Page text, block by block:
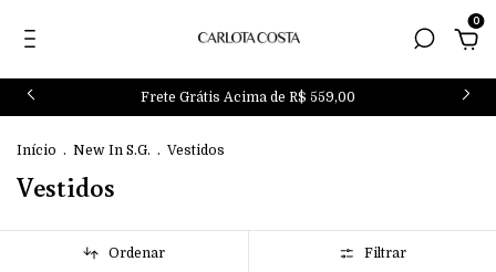
0
Frete Grátis Acima de R$ 559,00
Início . New In S.G. . Vestidos
Vestidos
Ordenar Filtrar